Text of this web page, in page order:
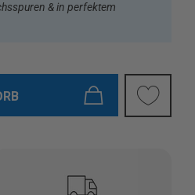
& in perfektem